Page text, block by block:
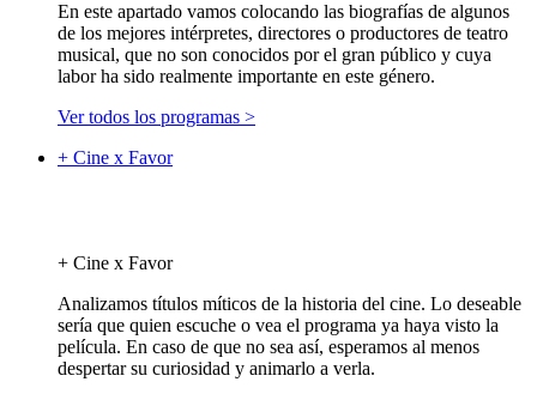
En este apartado vamos colocando las biografías de algunos
de los mejores intérpretes, directores o productores de teatro
musical, que no son conocidos por el gran público y cuya
labor ha sido realmente importante en este género.
Ver todos los programas >
+ Cine x Favor
+ Cine x Favor
Analizamos títulos míticos de la historia del cine. Lo deseable
sería que quien escuche o vea el programa ya haya visto la
película. En caso de que no sea así, esperamos al menos
despertar su curiosidad y animarlo a verla.